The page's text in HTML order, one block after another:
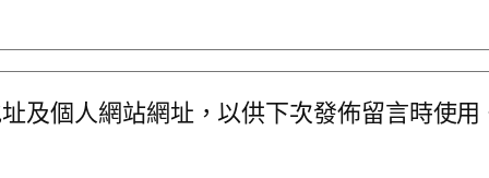
及個人網站網址，以供下次發佈留言時使用